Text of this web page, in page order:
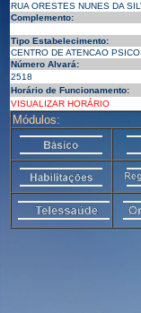
RUA ORESTES NUNES DA
Complemento:
Tipo Estabelecimento:
CENTRO DE ATENCAO
Número Alvará:
2518
Horário de Funcionamento:
VISUALIZAR HORÁRIO
Módulos: